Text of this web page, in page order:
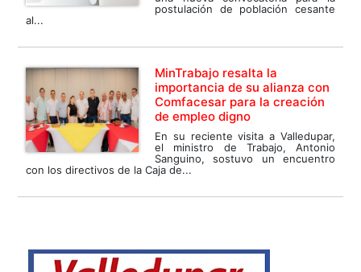
postulación de población cesante
al...
MinTrabajo resalta la
importancia de su alianza con
Comfacesar para la creación
de empleo digno
En su reciente visita a Valledupar,
el ministro de Trabajo, Antonio
Sanguino, sostuvo un encuentro
con los directivos de la Caja de...